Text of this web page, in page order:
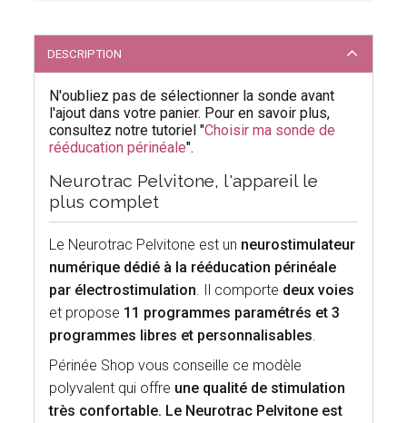
DESCRIPTION
N'oubliez pas de sélectionner la sonde avant
l'ajout dans votre panier. Pour en savoir plus,
consultez notre tutoriel "Choisir ma sonde de
rééducation périnéale".
Neurotrac Pelvitone, l'appareil le
plus complet
Le Neurotrac Pelvitone est un neurostimulateur
numérique dédié à la rééducation périnéale
par électrostimulation. Il comporte deux voies
et propose 11 programmes paramétrés et 3
programmes libres et personnalisables.
Périnée Shop vous conseille ce modèle
polyvalent qui offre une qualité de stimulation
très confortable. Le Neurotrac Pelvitone est